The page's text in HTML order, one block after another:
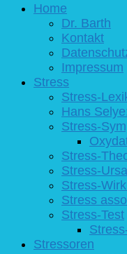
Home
Dr. Barth
Kontakt
Impressum
Stress
Stress-
Hans
Stress-
Stress-
Stress-
Stress-
Stress
Stress-Test
Stressoren